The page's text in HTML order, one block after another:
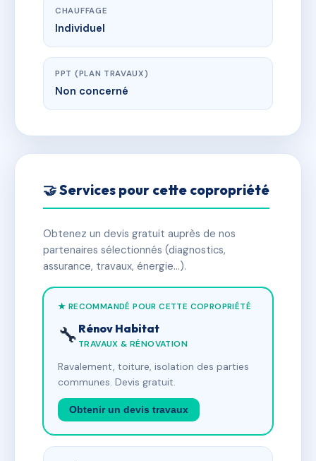
CHAUFFAGE
Individuel
PPT (PLAN TRAVAUX)
Non concerné
🤝 Services pour cette copropriété
Obtenez un devis gratuit auprès de nos
partenaires sélectionnés (diagnostics,
assurance, travaux, énergie…).
★ RECOMMANDÉ POUR CETTE COPROPRIÉTÉ
🔧 Rénov Habitat
TRAVAUX & RÉNOVATION
Ravalement, toiture, isolation des parties
communes. Devis gratuit.
Obtenir un devis travaux